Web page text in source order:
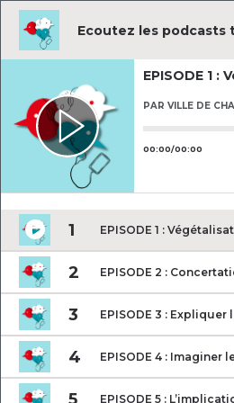
Ecoutez les podcasts
EPISODE 1
PAR VILLE DE
Utilisez les
00:00/00:00
1 EPISODE 1 :
2 EPISODE 2 :
3 EPISODE 3 :
4 EPISODE 4 :
5 EPISODE 5 :